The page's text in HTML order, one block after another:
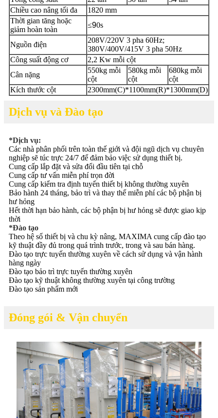
Chiều cao nâng tối đa
1820 mm
Thời gian tăng hoặc
giảm hoàn toàn
≤90s
Nguồn điện
208V/220V 3 pha 60Hz;
380V/400V/415V 3 pha 50Hz
Công suất động cơ
2,2 Kw mỗi cột
Cân nặng
550kg mỗi
cột
580kg mỗi
cột
680kg mỗi
cột
Kích thước cột
2300mm(C)*1100mm(R)*1300mm(D)
Dịch vụ và Đào tạo
*Dịch vụ:
Các nhà phân phối trên toàn thế giới và đội ngũ dịch vụ chuyên
nghiệp sẽ túc trực 24/7 để đảm bảo việc sử dụng thiết bị.
Cung cấp lắp đặt và sửa đổi đầu tiên tại chỗ
Cung cấp tư vấn miễn phí trọn đời
Cung cấp kiểm tra định tuyến thiết bị không thường xuyên
Bảo hành 24 tháng, bảo trì và thay thế miễn phí các bộ phận bị
hư hỏng
Hết thời hạn bảo hành, các bộ phận bị hư hỏng sẽ được giao kịp
thời
*Đào tạo
Theo hệ số thiết bị và chu kỳ nâng, MAXIMA cung cấp đào tạo
kỹ thuật đầy đủ trong quá trình trước, trong và sau bán hàng.
Đào tạo trực tuyến thường xuyên về cách sử dụng và vận hành
hàng ngày
Đào tạo bảo trì trực tuyến thường xuyên
Đào tạo kỹ thuật không thường xuyên tại công trường
Đào tạo sản phẩm mới
Đóng gói & Vận chuyển